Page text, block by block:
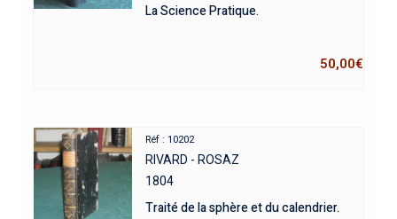
La Science Pratique.
50,00€
Réf : 10202
RIVARD - ROSAZ
1804
Traité de la sphère et du calendrier.